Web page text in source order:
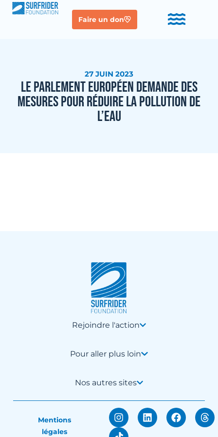
Faire un don
27 JUIN 2023
LE PARLEMENT EUROPÉEN DEMANDE DES
MESURES POUR RÉDUIRE LA POLLUTION DE
L’EAU
Rejoindre l'action
Pour aller plus loin
Nos autres sites
Mentions
légales